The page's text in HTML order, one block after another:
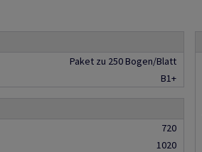
Paket zu 250 Bogen/Blatt
B1+
720
1020